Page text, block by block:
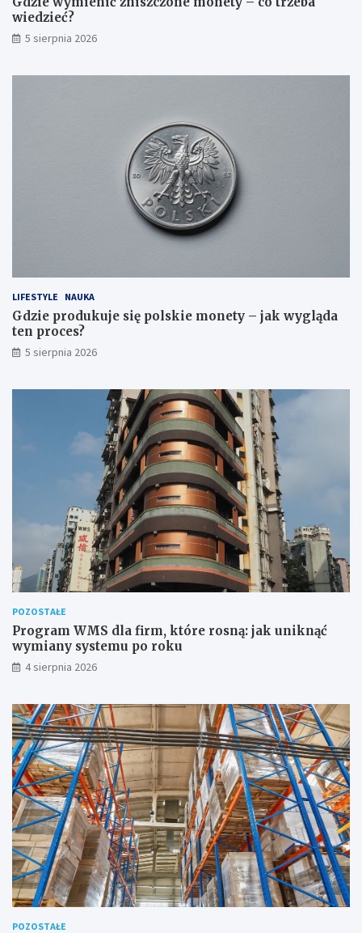
wiedzieć?
5 sierpnia 2026
LIFESTYLE NAUKA
Gdzie produkuje się polskie monety – jak wygląda
ten proces?
5 sierpnia 2026
POZOSTAŁE
Program WMS dla firm, które rosną: jak uniknąć
wymiany systemu po roku
4 sierpnia 2026
POZOSTAŁE